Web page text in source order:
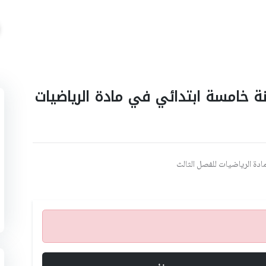
ابتدائي في مادة الرياضيات
الرياضيات للفصل الثالث